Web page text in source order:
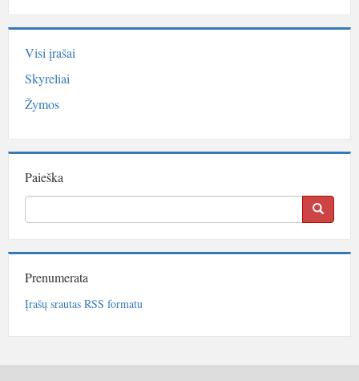
Visi įrašai
Skyreliai
Žymos
Paieška
Prenumerata
Įrašų srautas RSS formatu